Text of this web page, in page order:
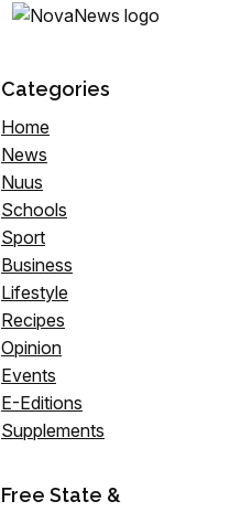
Categories
Home
News
Nuus
Schools
Sport
Business
Lifestyle
Recipes
Opinion
Events
E-Editions
Supplements
Free State &